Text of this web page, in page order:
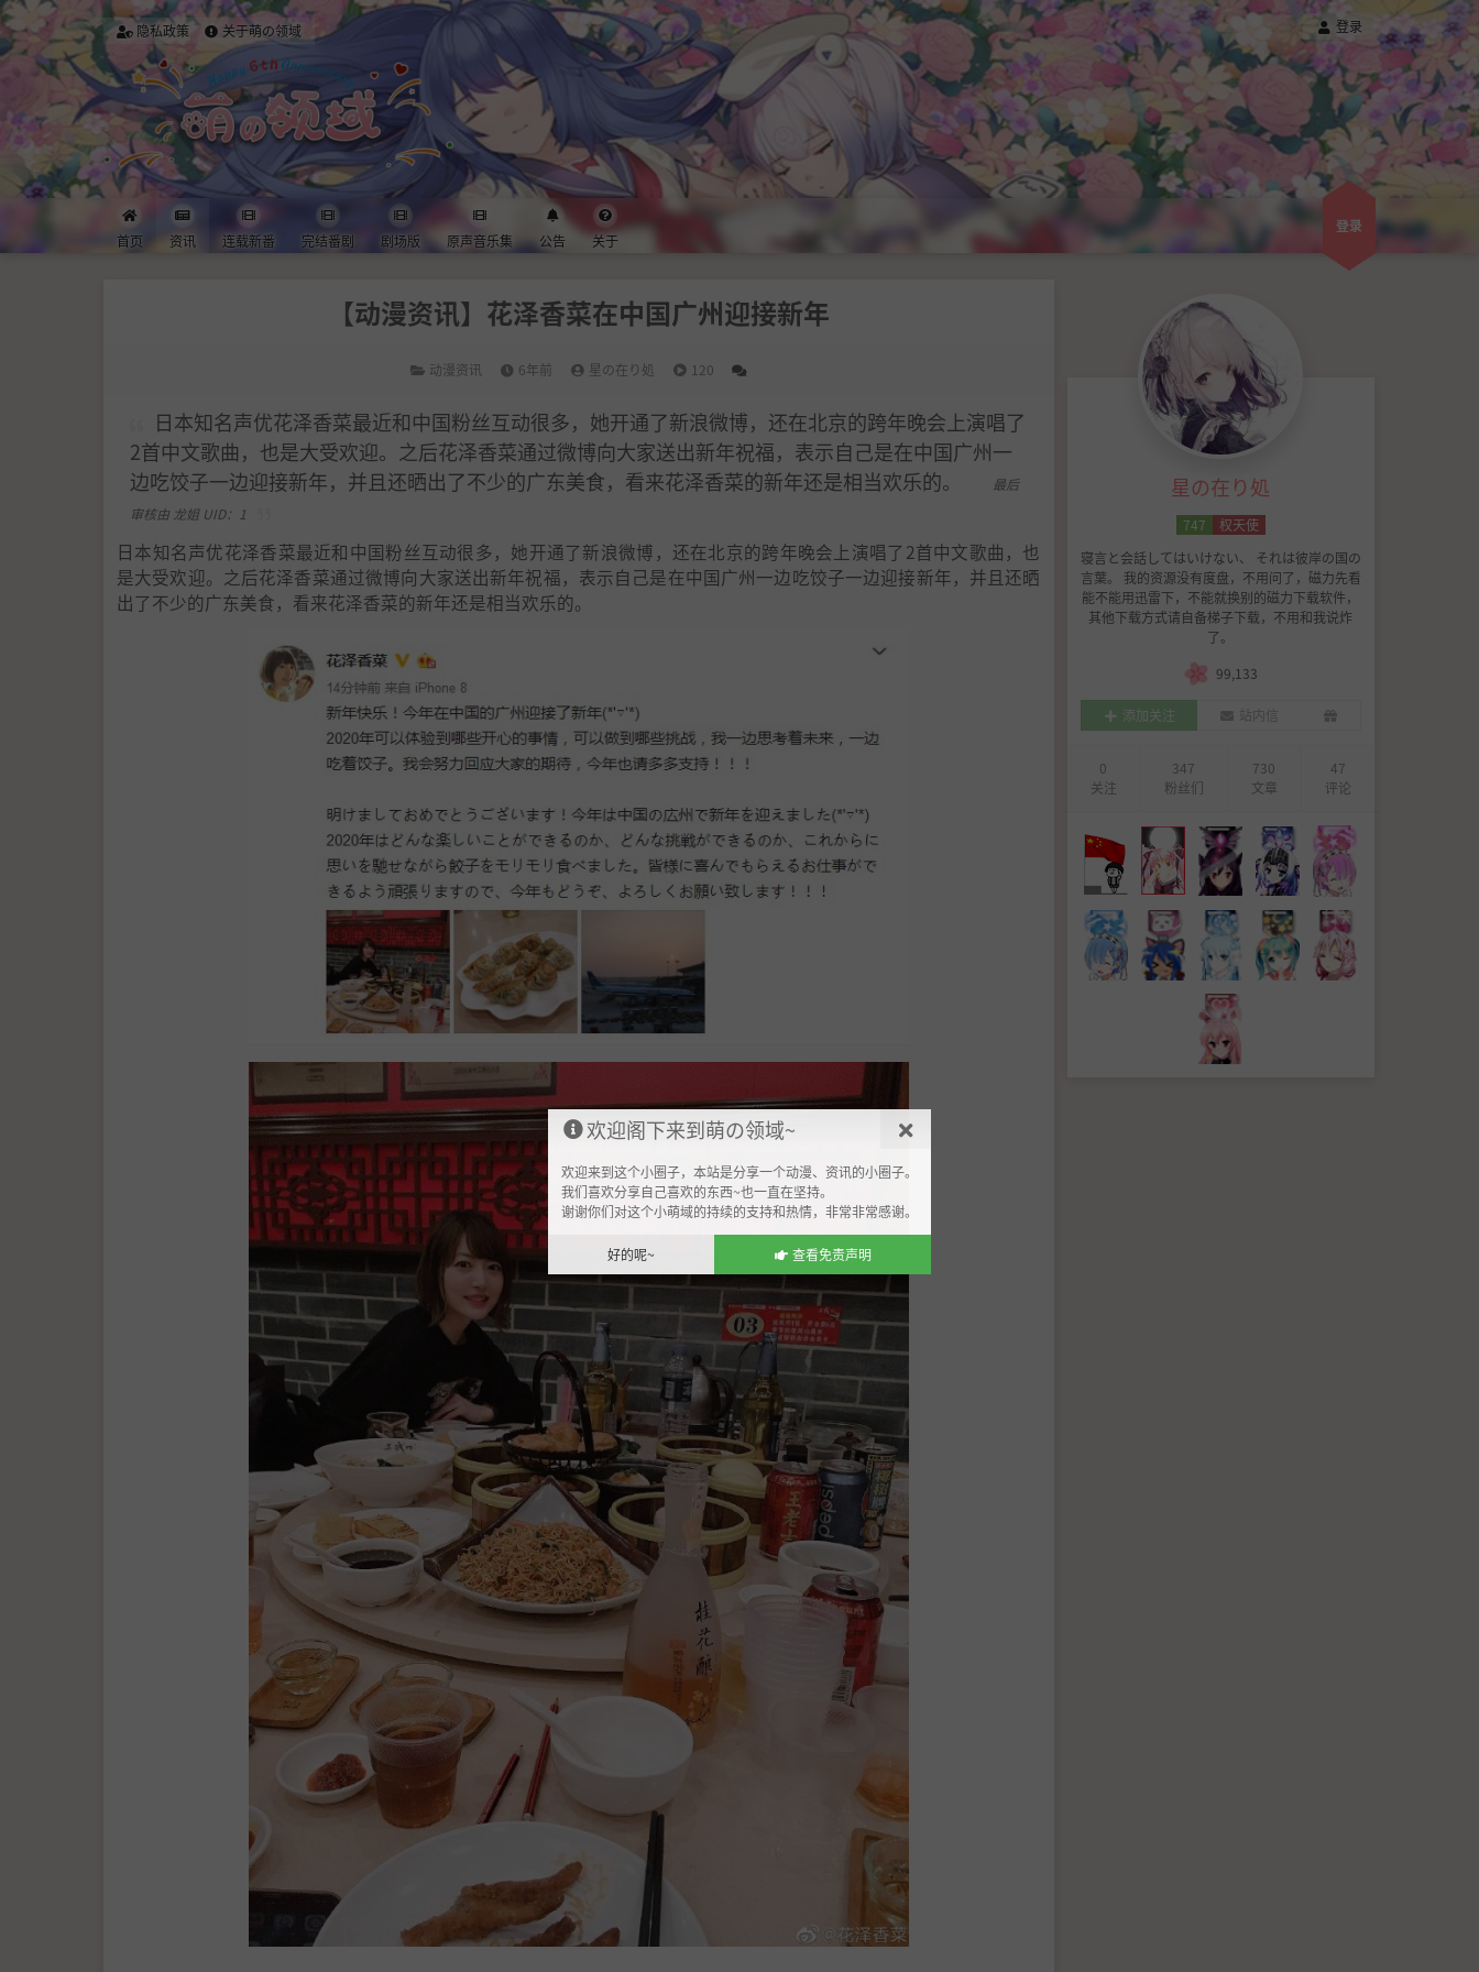
隐私政策 关于萌の领域 登录
首页 资讯 连载新番 完结番剧 剧场版 原声音乐集 公告 关于
登录
【动漫资讯】花泽香菜在中国广州迎接新年
动漫资讯 6年前 星の在り処 120
日本知名声优花泽香菜最近和中国粉丝互动很多，她开通了新浪微博，还在北京的跨年晚会上演唱了
2首中文歌曲，也是大受欢迎。之后花泽香菜通过微博向大家送出新年祝福，表示自己是在中国广州一
边吃饺子一边迎接新年，并且还晒出了不少的广东美食，看来花泽香菜的新年还是相当欢乐的。
最后
审核由 龙姐 UID：1
日本知名声优花泽香菜最近和中国粉丝互动很多，她开通了新浪微博，还在北京的跨年晚会上演唱了2首中文歌曲，也
是大受欢迎。之后花泽香菜通过微博向大家送出新年祝福，表示自己是在中国广州一边吃饺子一边迎接新年，并且还晒
出了不少的广东美食，看来花泽香菜的新年还是相当欢乐的。
星の在り処
747
权天使
寝言と会話してはいけない、 それは彼岸の国の
言葉。 我的资源没有度盘，不用问了，磁力先看
能不能用迅雷下，不能就换别的磁力下载软件，
其他下载方式请自备梯子下载，不用和我说炸
了。
99,133
添加关注 站内信
0
关注
347
粉丝们
730
文章
47
评论
欢迎阁下来到萌の领域~
欢迎来到这个小圈子，本站是分享一个动漫、资讯的小圈子。
我们喜欢分享自己喜欢的东西~也一直在坚持。
谢谢你们对这个小萌域的持续的支持和热情，非常非常感谢。
好的呢~ 查看免责声明